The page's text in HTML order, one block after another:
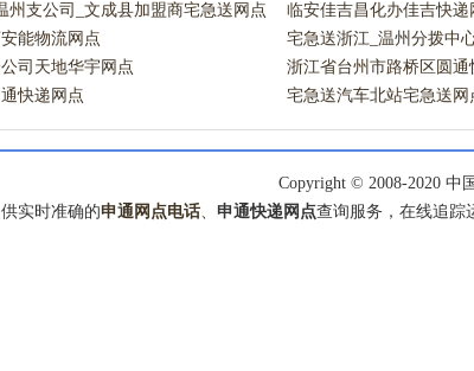
州支公司_文成县加盟商宅急送网点
临安佳吉昌化办佳吉快递
能物流网点
宅急送浙江_温州分拨中
业点宅急送网点
司天地华宇网点
浙江省台州市路桥区圆通
快递网点
宅急送汽车北站宅急送网
Copyright © 2008-2020 中
实时准确的申通网点电话、 申通快递网点查询服务，在线追踪